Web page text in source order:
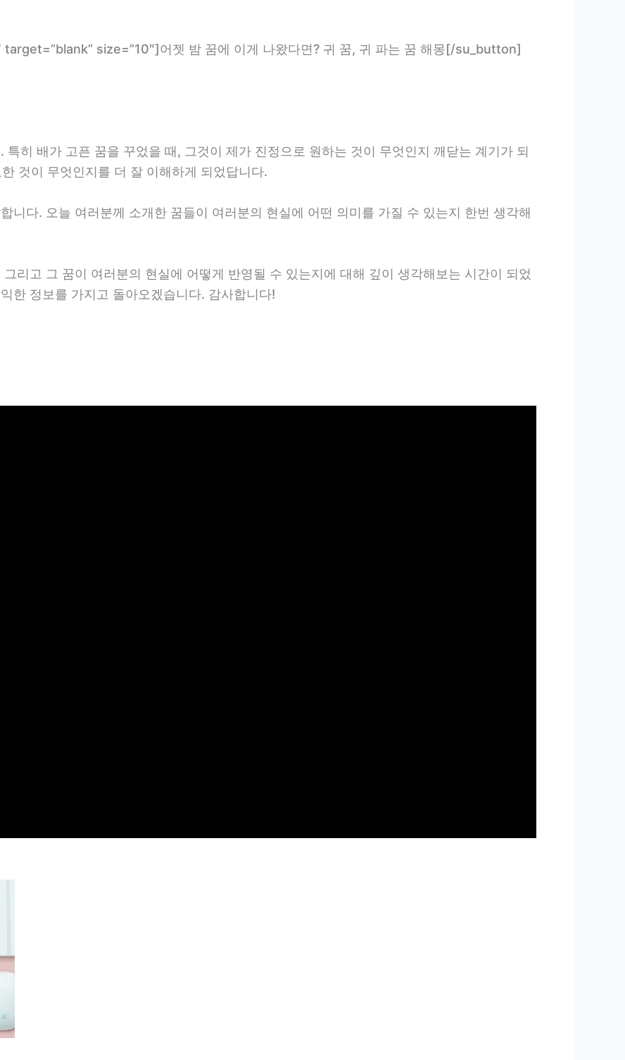
size=”10″]어젯 밤 꿈에 이게 나왔다면? 귀 꿈, 귀 파는 꿈 해몽[/su_button]
히 배가 고픈 꿈을 꾸었을 때, 그것이 제가 진정으로 원하는 것이 무엇인지 깨닫는 계기가 되
것이 무엇인지를 더 잘 이해하게 되었답니다.
니다. 오늘 여러분께 소개한 꿈들이 여러분의 현실에 어떤 의미를 가질 수 있는지 한번 생각해
리고 그 꿈이 여러분의 현실에 어떻게 반영될 수 있는지에 대해 깊이 생각해보는 시간이 되었
한 정보를 가지고 돌아오겠습니다. 감사합니다!